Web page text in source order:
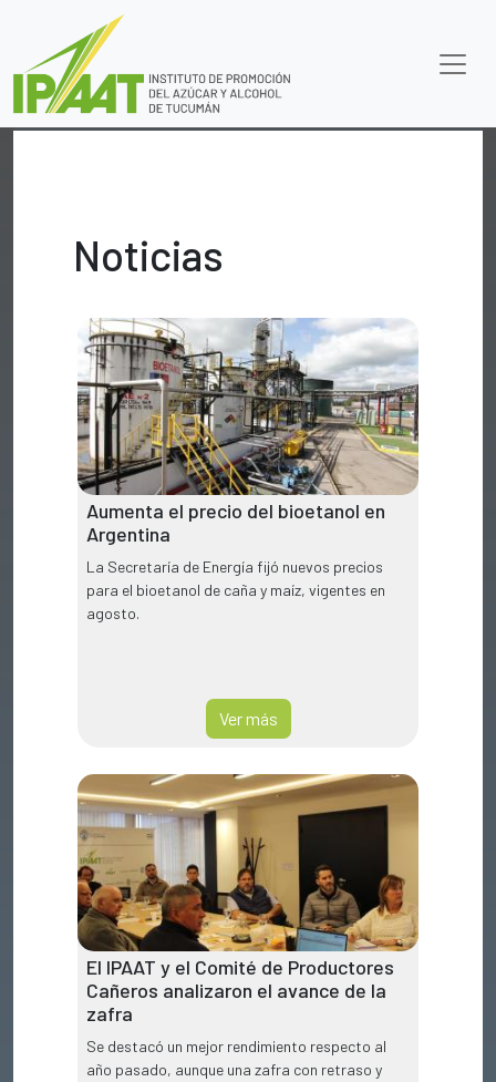
Noticias
Aumenta el precio del bioetanol en
Argentina
La Secretaría de Energía fijó nuevos precios
para el bioetanol de caña y maíz, vigentes en
agosto.
Ver más
El IPAAT y el Comité de Productores
Cañeros analizaron el avance de la
zafra
Se destacó un mejor rendimiento respecto al
año pasado, aunque una zafra con retraso y